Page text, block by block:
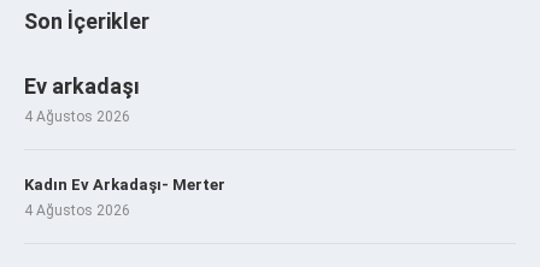
Son İçerikler
Ev arkadaşı
4 Ağustos 2026
Kadın Ev Arkadaşı- Merter
4 Ağustos 2026